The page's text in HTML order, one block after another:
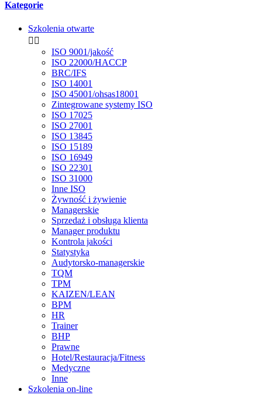
Kategorie
Szkolenia otwarte
 
ISO 9001/jakość
ISO 22000/HACCP
BRC/IFS
ISO 14001
ISO 45001/ohsas18001
Zintegrowane systemy ISO
ISO 17025
ISO 27001
ISO 13845
ISO 15189
ISO 16949
ISO 22301
ISO 31000
Inne ISO
Żywność i żywienie
Managerskie
Sprzedaż i obsługa klienta
Manager produktu
Kontrola jakości
Statystyka
Audytorsko-managerskie
TQM
TPM
KAIZEN/LEAN
BPM
HR
Trainer
BHP
Prawne
Hotel/Restauracja/Fitness
Medyczne
Inne
Szkolenia on-line